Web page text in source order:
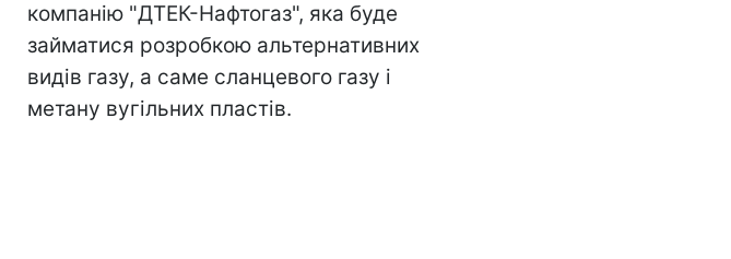
компанію "ДТЕК-Нафтогаз", яка буде
займатися розробкою альтернативних
видів газу, а саме сланцевого газу і
метану вугільних пластів.